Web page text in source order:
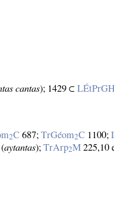
cantas); 1429 ⊂LÉtPrGH
2C 687;TrGéom2C 1100;
(aytantas);TrArp2M 225,10